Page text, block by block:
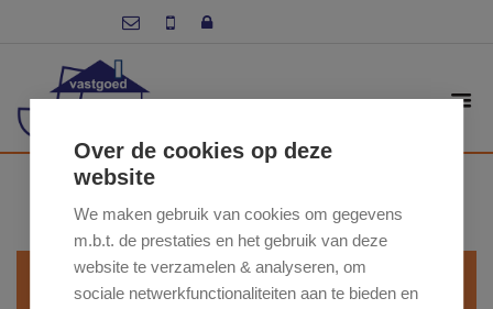
ZOEK IN ONS
AANBOD
- Gemeente -
Over de cookies op deze
website
We maken gebruik van cookies om gegevens
m.b.t. de prestaties en het gebruik van deze
website te verzamelen & analyseren, om
sociale netwerkfunctionaliteiten aan te bieden en